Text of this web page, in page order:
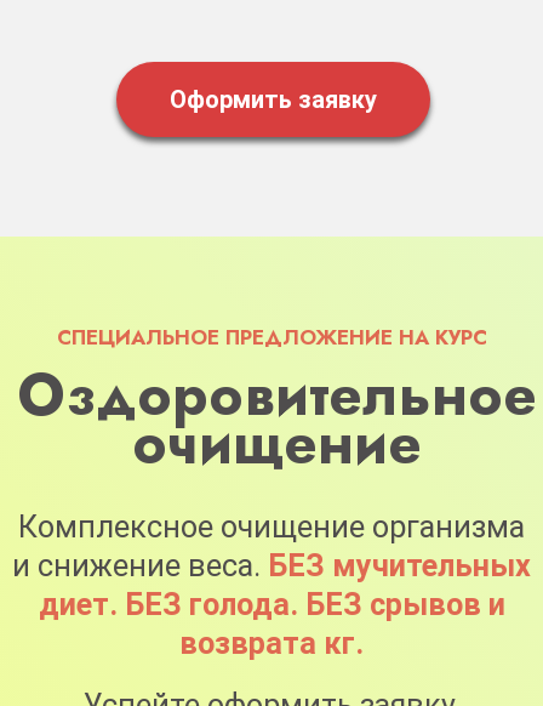
Оформить заявку
Осталось свободных мест
Оформить заявку
10 августа в 20:00 МСК